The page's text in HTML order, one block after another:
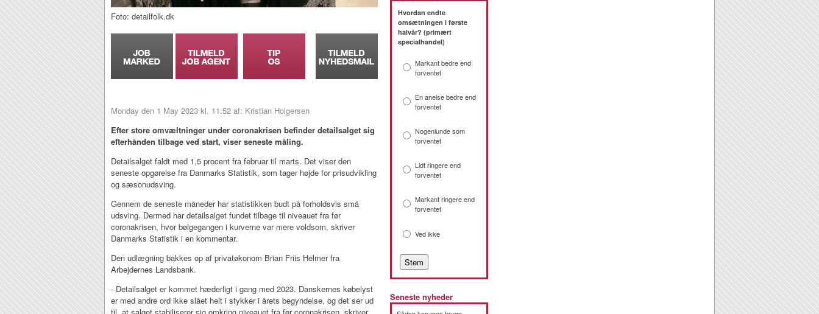
Foto: detailfolk.dk
Monday den 1 May 2023 kl. 11:52 af: Kristian Holgersen
Efter store omvæltninger under coronakrisen befinder detailsalget sig
efterhånden tilbage ved start, viser seneste måling.
Detailsalget faldt med 1,5 procent fra februar til marts. Det viser den
seneste opgørelse fra Danmarks Statistik, som tager højde for prisudvikling
og sæsonudsving.
Gennem de seneste måneder har statistikken budt på forholdsvis små
udsving. Dermed har detailsalget fundet tilbage til niveauet fra før
coronakrisen, hvor bølgegangen i kurverne var mere voldsom, skriver
Danmarks Statistik i en kommentar.
Den udlægning bakkes op af privatøkonom Brian Friis Helmer fra
Arbejdernes Landsbank.
- Detailsalget er kommet hæderligt i gang med 2023. Danskernes købelyst
er med andre ord ikke slået helt i stykker i årets begyndelse, og det ser ud
Hvordan endte
omsætningen i første
halvår? (primært
specialhandel)
Markant bedre end
forventet
En anelse bedre end
forventet
Nogenlunde som
forventet
Lidt ringere end
forventet
Markant ringere end
forventet
Ved ikke
Seneste nyheder